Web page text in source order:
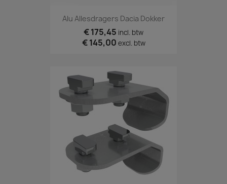
Alu Allesdragers Dacia Dokker
€ 175,45 incl. btw
€ 145,00 excl. btw